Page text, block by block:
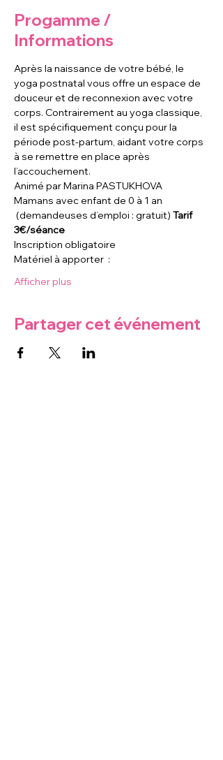
Progamme /
Informations
Après la naissance de votre bébé, le
yoga postnatal vous offre un espace de
douceur et de reconnexion avec votre
corps. Contrairement au yoga classique,
il est spécifiquement conçu pour la
période post-partum, aidant votre corps
à se remettre en place après
l’accouchement.
Animé par Marina PASTUKHOVA
Mamans avec enfant de 0 à 1 an
(demandeuses d’emploi : gratuit) Tarif
3€/séance
Inscription obligatoire
Matériel à apporter  :
Afficher plus
Partager cet événement